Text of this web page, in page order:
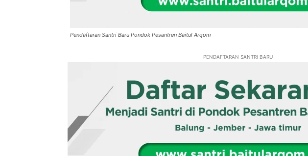
Pendaftaran Santri Baru Pondok Pesantren Baitul Arqom
PENDAFTARAN SANTRI BARU